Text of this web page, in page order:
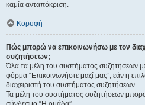
καμία ανταπόκριση.
Κορυφή
Πώς μπορώ να επικοινωνήσω με τον
συζητήσεων;
Όλα τα μέλη του συστήματος συζητήσεων
φόρμα “Επικοινωνήστε μαζί μας”, εάν η
διαχειριστή του συστήματος συζητήσεων.
Τα μέλη του συστήματος συζητήσεων